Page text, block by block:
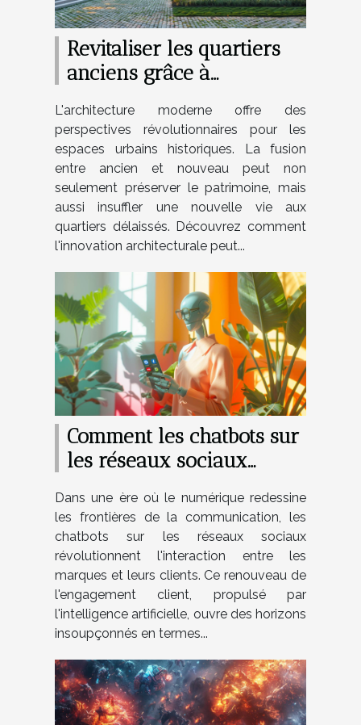
Revitaliser les quartiers
anciens grâce à
L'architecture moderne offre des
perspectives révolutionnaires pour les
espaces urbains historiques. La fusion
entre ancien et nouveau peut non
seulement préserver le patrimoine, mais
aussi insuffler une nouvelle vie aux
quartiers délaissés. Découvrez comment
l'innovation architecturale peut...
Comment les chatbots sur
les réseaux sociaux
l'engagement client
Dans une ère où le numérique redessine
les frontières de la communication, les
chatbots sur les réseaux sociaux
révolutionnent l'interaction entre les
marques et leurs clients. Ce renouveau de
l'engagement client, propulsé par
l'intelligence artificielle, ouvre des horizons
insoupçonnés en termes...